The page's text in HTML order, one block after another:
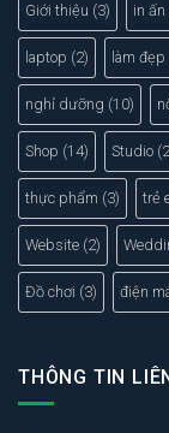
Giới thiệu (3) in ấn
laptop (2) làm đẹp
nghỉ dưỡng (10)
Shop (14) Studio
thực phẩm (3) trẻ
Website (2)
Đồ chơi (3) điện
THÔNG TIN